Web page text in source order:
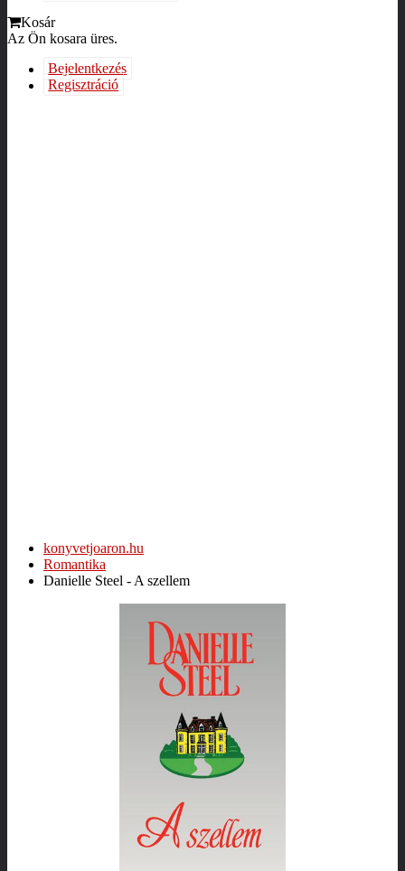
Kosár
Az Ön kosara üres.
Bejelentkezés
Regisztráció
konyvetjoaron.hu
Romantika
Danielle Steel - A szellem